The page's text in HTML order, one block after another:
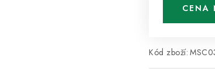
CENA
Kód zboží: